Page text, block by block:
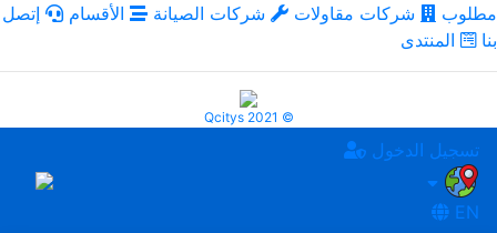
مطلوب
شركات مقاولات شركات الصيانة الأقسام
إتصل
بنا
المنتدى
Qcitys 2021 ©
تسجيل الدخول
EN